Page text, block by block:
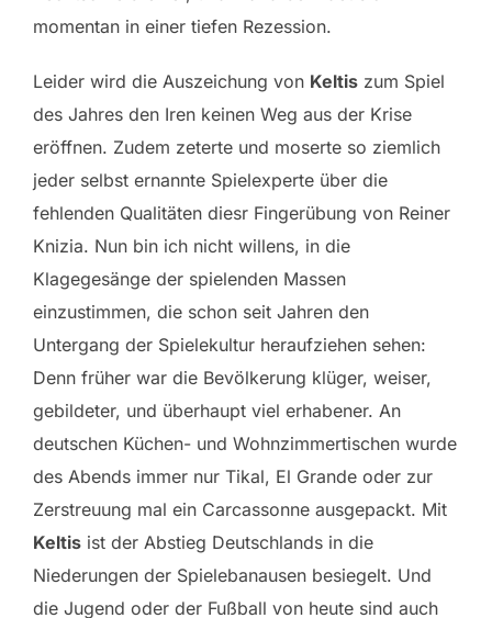
momentan in einer tiefen Rezession.
Leider wird die Auszeichung von Keltis zum Spiel
des Jahres den Iren keinen Weg aus der Krise
eröffnen. Zudem zeterte und moserte so ziemlich
jeder selbst ernannte Spielexperte über die
fehlenden Qualitäten diesr Fingerübung von Reiner
Knizia. Nun bin ich nicht willens, in die
Klagegesänge der spielenden Massen
einzustimmen, die schon seit Jahren den
Untergang der Spielekultur heraufziehen sehen:
Denn früher war die Bevölkerung klüger, weiser,
gebildeter, und überhaupt viel erhabener. An
deutschen Küchen- und Wohnzimmertischen wurde
des Abends immer nur Tikal, El Grande oder zur
Zerstreuung mal ein Carcassonne ausgepackt. Mit
Keltis ist der Abstieg Deutschlands in die
Niederungen der Spielebanausen besiegelt. Und
die Jugend oder der Fußball von heute sind auch